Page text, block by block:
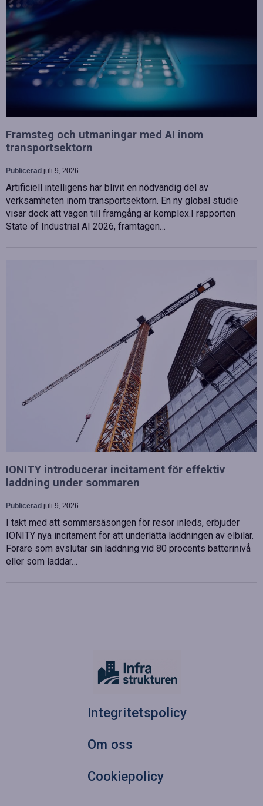
Framsteg och utmaningar med AI inom
transportsektorn
Publicerad juli 9, 2026
Artificiell intelligens har blivit en nödvändig del av
verksamheten inom transportsektorn. En ny global studie
visar dock att vägen till framgång är komplex.I rapporten
State of Industrial AI 2026, framtagen…
IONITY introducerar incitament för effektiv
laddning under sommaren
Publicerad juli 9, 2026
I takt med att sommarsäsongen för resor inleds, erbjuder
IONITY nya incitament för att underlätta laddningen av elbilar.
Förare som avslutar sin laddning vid 80 procents batterinivå
eller som laddar…
Integritetspolicy
Om oss
Cookiepolicy